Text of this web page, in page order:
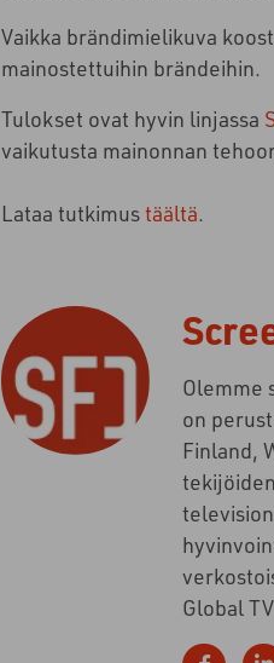
Vaikka brändimielikuva
mainostettuihin brändeihin.
Tulokset ovat hyvin linjassa
vaikutusta mainonnan
Lataa tutkimustäältä.
Olemme
on
Finland,
Global